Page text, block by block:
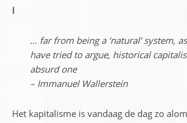
I
… far from being a ‘natural’ system,
have tried to argue, historical
absurd one
– Immanuel Wallerstein
Het kapitalisme is vandaag de dag zo